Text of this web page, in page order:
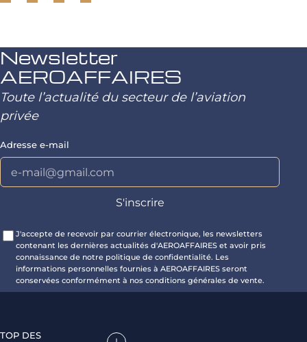
Newsletter
AEROAFFAIRES
Toute l’actualité du secteur de l’aviation
privée
Adresse e-mail
J'accepte de recevoir par courrier électronique, les newsletters
contenant les dernières actualités d'AEROAFFAIRES et avoir pris
connaissance de notre politique de confidentialité. Les
informations personnelles fournies à AEROAFFAIRES seront
conservées conformément à nos conditions générales de vente.
TOP DES